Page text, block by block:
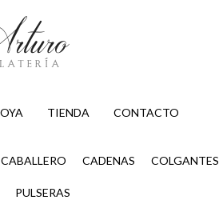
TIENDA CONTACTO
CABALLERO CADENAS COLGANTES
PULSERAS